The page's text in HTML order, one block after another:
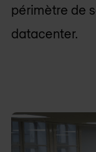
périmètre de
datacenter.